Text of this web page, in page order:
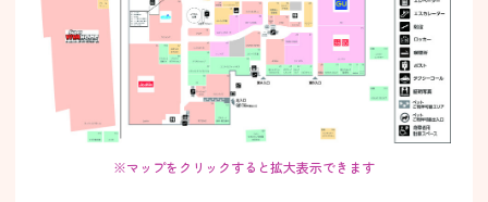
※マップをクリックすると拡大表示できます